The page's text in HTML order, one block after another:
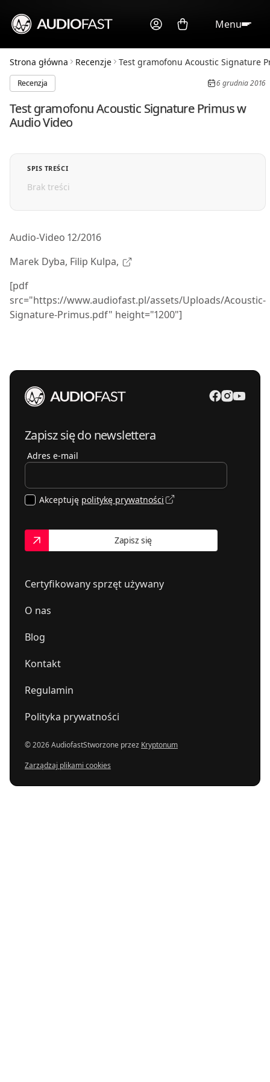
Menu
Strona główna Recenzje Test gramofonu Acoustic Signature
SPIS TREŚCI
Brak treści
Recenzja 6 grudnia 2016
Test gramofonu Acoustic Signature Primus w
Audio Video
Audio-Video 12/2016
Marek Dyba, Filip Kulpa,
[pdf
src="https://www.audiofast.pl/assets/Uploads/Acoustic-
Signature-Primus.pdf" height="1200"]
Certyfikowany sprzęt używany
O nas
Blog
Kontakt
Regulamin
Polityka prywatności
© 2026 AudiofastStworzone przez Kryptonum
Zarządzaj plikami cookies
Zapisz się do newslettera
Adres e-mail
Akceptuję politykę prywatności
Zapisz się